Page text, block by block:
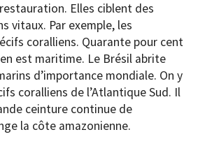
Elles ciblent des
vitaux. Par exemple, les
coralliens. Quarante pour cent
est maritime. Le Brésil abrite
d’importance mondiale. On y
coralliens de l’Atlantique Sud. Il
ceinture continue de
la côte amazonienne.